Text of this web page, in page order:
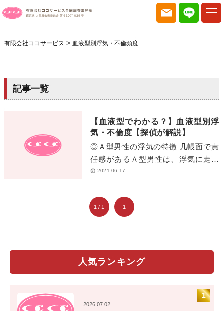
有限会社ココサービス > 血液型別浮気・不倫頻度
記事一覧
【血液型でわかる？】血液型別浮
気・不倫度【探偵が解説】
◎Ａ型男性の浮気の特徴 几帳面で責
任感があるＡ型男性は、浮気に走る
確率は 低めです。しかし、この人は
や・・・ […]
2021.06.17
1 / 1 1
人気ランキング
2026.07.02